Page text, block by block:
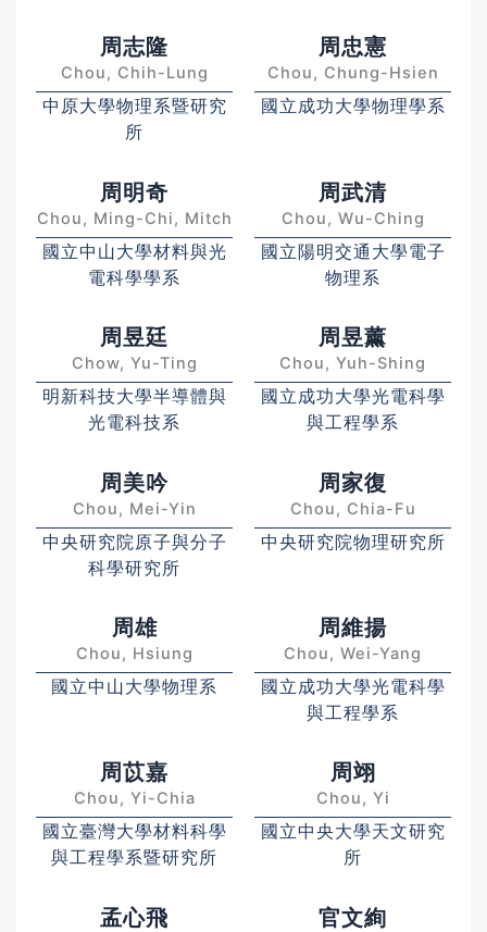
周志隆
Chou, Chih-Lung
中原大學物理系暨研究
所
周忠憲
Chou, Chung-Hsien
國立成功大學物理學系
周明奇
Chou, Ming-Chi, Mitch
國立中山大學材料與光
電科學學系
周武清
Chou, Wu-Ching
國立陽明交通大學電子
物理系
周昱廷
Chow, Yu-Ting
明新科技大學半導體與
光電科技系
周昱薰
Chou, Yuh-Shing
國立成功大學光電科學
與工程學系
周美吟
Chou, Mei-Yin
中央研究院原子與分子
科學研究所
周家復
Chou, Chia-Fu
中央研究院物理研究所
周雄
Chou, Hsiung
國立中山大學物理系
周維揚
Chou, Wei-Yang
國立成功大學光電科學
與工程學系
周苡嘉
Chou, Yi-Chia
國立臺灣大學材料科學
與工程學系暨研究所
周翊
Chou, Yi
國立中央大學天文研究
所
孟心飛 官文絢